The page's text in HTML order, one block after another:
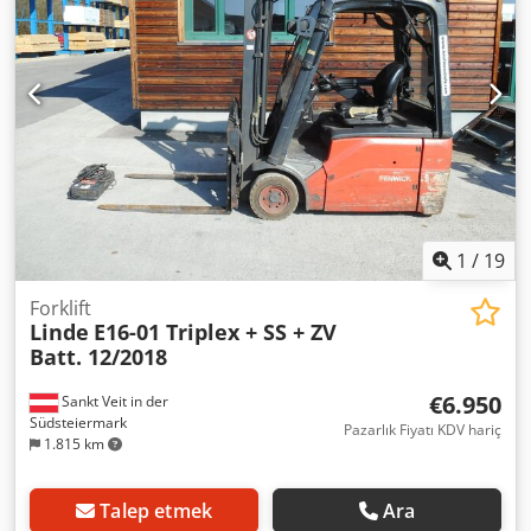
Kaldırma yüksekliği: 3.850 mm Direk tipi: Simplex ISO sınıfı:
2 Akü voltajı: 24 V Akü tipi: Lityum-iyon Tahrik motoru gücü:
2 x 3,5 kW MAKİNE ÖZELLİKLERİ Toplam yükseklik: 2.546
mm Boş ağırlık: 2.441 kg Akü ağırlığı (minimum): 423 kg Akü
ağırlığı (maksimum): 467 kg DONANIM - Yan kaydırma - 3.
valf Harici referans: SL18780 Cedpjznu Aaefx Al Rjrf
1 / 19
Sankt Veit in der
Südsteiermark
1.815 km
Forklift
Linde E16-01 Triplex + SS + ZV
Batt. 12/2018
€6.950
Pazarlık Fiyatı KDV hariç
Talep etmek Ara